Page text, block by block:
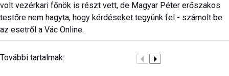
volt vezérkari főnök is részt vett, de Magyar Péter erőszakos
testőre nem hagyta, hogy kérdéseket tegyünk fel - számolt be
az esetről a Vác Online.
További tartalmak: